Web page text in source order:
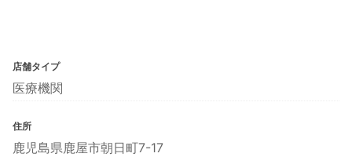
店舗タイプ
医療機関
住所
鹿児島県鹿屋市朝日町7-17